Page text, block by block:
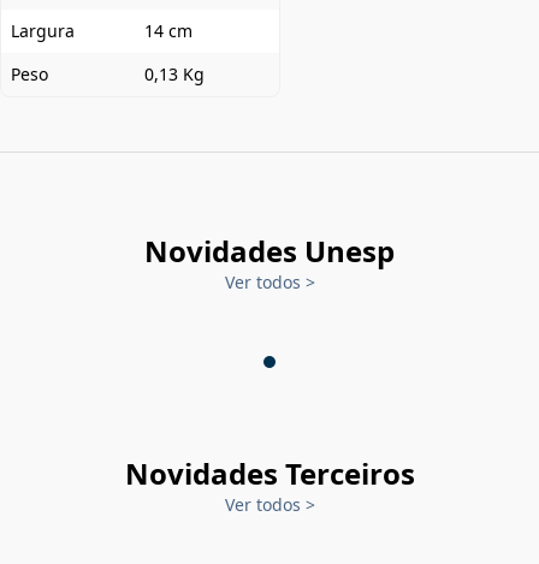
Largura
14 cm
Peso
0,13 Kg
Novidades Unesp
Ver todos >
Novidades Terceiros
Ver todos >